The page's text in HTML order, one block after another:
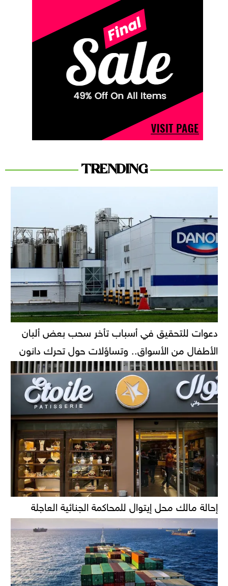
TRENDING
دعوات للتحقيق في أسباب تأخر سحب بعض ألبان
الأطفال من الأسواق.. وتساؤلات حول تحرك دانون
إحالة مالك محل إيتوال للمحاكمة الجنائية العاجلة